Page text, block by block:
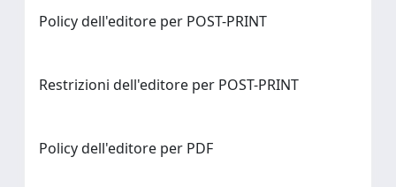
Policy dell'editore per POST-PRINT
Restrizioni dell'editore per POST-PRINT
Policy dell'editore per PDF